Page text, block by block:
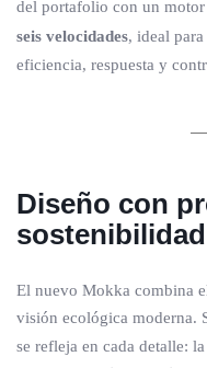
del portafolio con un motor
seis velocidades, ideal
eficiencia, respuesta y
Diseño con
El nuevo Mokka combina
visión ecológica moderna.
se refleja en cada detalle: